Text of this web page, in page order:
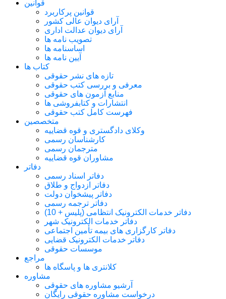
قوانین
قوانین پرکاربرد
آرای دیوان عالی کشور
آرای دیوان عدالت اداری
تصویب نامه ها
اساسنامه ها
آیین نامه ها
کتاب ها
تازه های نشر حقوقی
معرفی و بررسی کتب حقوقی
منابع آزمون های حقوقی
انتشارات و کتابفروشی ها
فهرست کامل کتب حقوقی
متخصصین
وکلای دادگستری و قوه قضاییه
کارشناسان رسمی
مترجمان رسمی
مشاوران قوه قضاییه
دفاتر
دفاتر اسناد رسمی
دفاتر ازدواج و طلاق
دفاتر پیشخوان دولت
دفاتر ترجمه رسمی
دفاتر خدمات الکترونیک انتظامی (پلیس + 10)
دفاتر خدمات الکترونیک شهر
دفاتر کارگزاری های بیمه تأمین اجتماعی
دفاتر خدمات الکترونیک قضایی
موسسات حقوقی
مراجع
کلانتری ها و پاسگاه ها
مشاوره
آرشیو مشاوره های حقوقی
درخواست مشاوره حقوقی رایگان